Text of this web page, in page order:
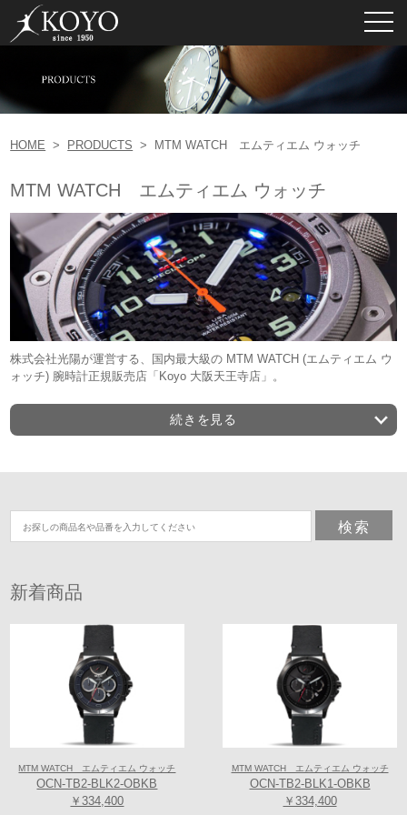
HOME > PRODUCTS > MTM WATCH エムティエム ウォッチ
MTM WATCH エムティエム ウォッチ
株式会社光陽が運営する、国内最大級の MTM WATCH (エムティエム ウ
ォッチ) 腕時計正規販売店「Koyo 大阪天王寺店」。
新作・限定から人気モデルまで正規販売店舗国内最大級の品揃えです。
正規ショップならではの安心したメンテナンスなども提供いたしており
お客様特典多数ご用意致しております。全国通販あり。
ビジネス、アウトドアすべてのシーンで、あな
たを高める唯一無二のパートナーに！
MTMは、創業者である元軍特殊部隊のJoe Casisによってアメリカ.カリ
フォルニアで誕生。
２５年以上にわたってロサンゼルスで時計のデザイン、設計、組み立て
製造。
今日、LEDを搭載したユニークなSpecial OPSシリーズをはじめとした腕
時計は、軍人、ファーストレスポンダー、法執行機関従事者、ハンタ
ー、ハイカー等に特に支持されている。
続きを見る
新着商品
MTM WATCH エムティエム ウォッチ
OCN-TB2-BLK2-OBKB
￥334,400
MTM WATCH エムティエム ウォッチ
OCN-TB2-BLK1-OBKB
￥334,400